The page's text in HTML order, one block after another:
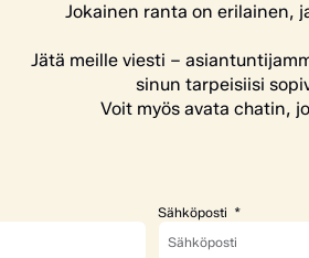
Jokainen ranta on erilainen,
Jätä meille viesti –
sinun tarpeisiisi
Voit myös avata chatin,
Sähköposti